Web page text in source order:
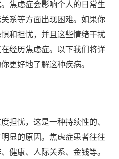
焦虑症会影响个人的日常生
系等方面出现困难。如果你
和担忧，并且这些情绪干扰
经历焦虑症。以下我们将详
更好地了解这种疾病。
担忧，这是一种持续性的、
显的原因。焦虑症患者往往
健康、人际关系、金钱等。